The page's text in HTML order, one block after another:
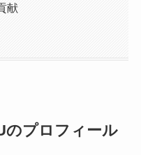
献
のプロフィール